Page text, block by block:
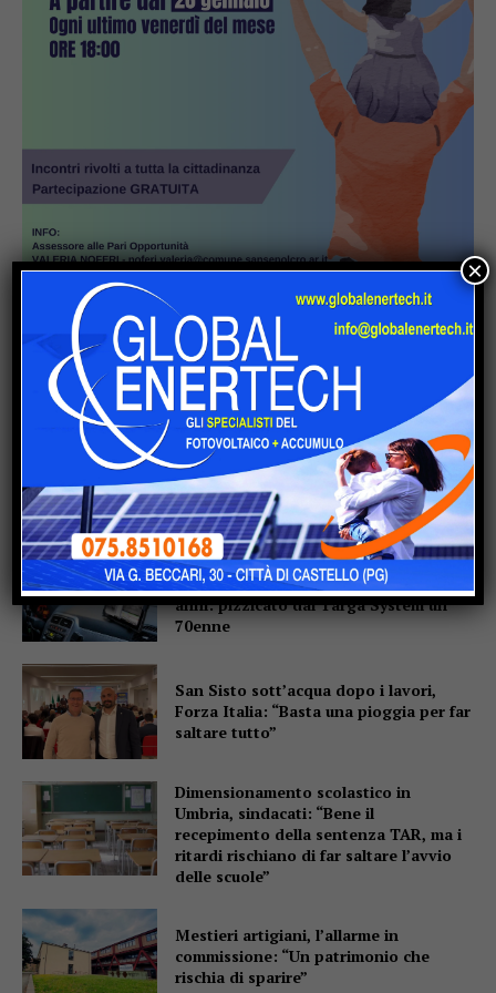
Popular
La Storia, quando una lezione si canta
invece di scriverla alla lavagna
Motociclo senza patente,
assicurazione e revisione scadute da
anni: pizzicato dal Targa System un
70enne
San Sisto sott’acqua dopo i lavori,
Forza Italia: “Basta una pioggia per far
saltare tutto”
Dimensionamento scolastico in
Umbria, sindacati: “Bene il
recepimento della sentenza TAR, ma i
ritardi rischiano di far saltare l’avvio
delle scuole”
Mestieri artigiani, l’allarme in
commissione: “Un patrimonio che
rischia di sparire”
×